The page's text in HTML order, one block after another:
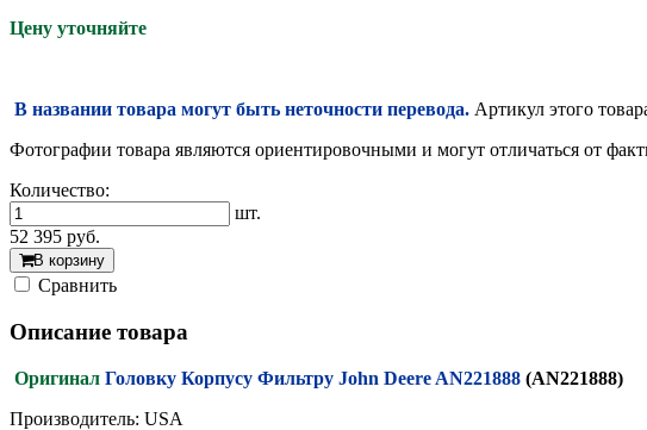
Цену уточняйте
В названии товара могут быть неточности перевода. Артикул этого
Фотографии товара являются ориентировочными и могут отличаться от
Количество:
шт.
52 395 руб.
В корзину
Cравнить
Описание товара
Оригинал Головку Корпусу Фильтру John Deere AN221888 (AN221888)
Производитель: USA